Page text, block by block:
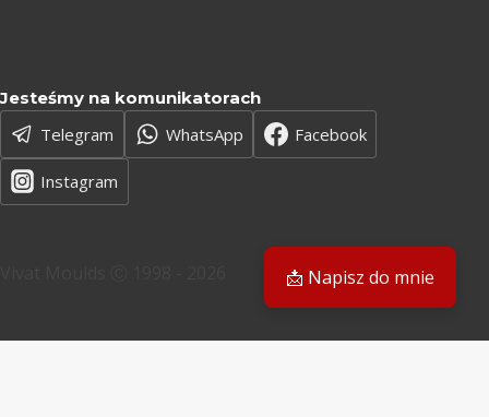
Jesteśmy na komunikatorach
Telegram WhatsApp Facebook
Instagram
📩 Napisz do mnie